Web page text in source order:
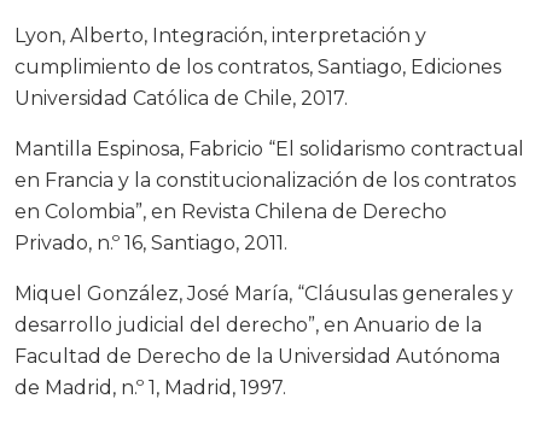
Lyon, Alberto, Integración, interpretación y
cumplimiento de los contratos, Santiago, Ediciones
Universidad Católica de Chile, 2017.
Mantilla Espinosa, Fabricio “El solidarismo contractual
en Francia y la constitucionalización de los contratos
en Colombia”, en Revista Chilena de Derecho
Privado, n.º 16, Santiago, 2011.
Miquel González, José María, “Cláusulas generales y
desarrollo judicial del derecho”, en Anuario de la
Facultad de Derecho de la Universidad Autónoma
de Madrid, n.º 1, Madrid, 1997.